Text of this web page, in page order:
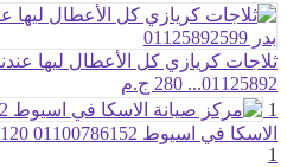
01125892...
280 ج.م
1
الاسكا في اسيوط 01100786152
120 ج.م
1